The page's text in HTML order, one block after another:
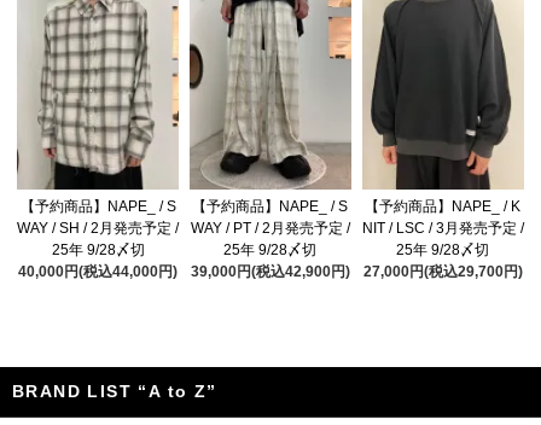
【予約商品】NAPE_ / S
WAY / SH / 2月発売予定 /
25年 9/28〆切
40,000円(税込44,000円)
【予約商品】NAPE_ / S
WAY / PT / 2月発売予定 /
25年 9/28〆切
39,000円(税込42,900円)
【予約商品】NAPE_ / K
NIT / LSC / 3月発売予定 /
25年 9/28〆切
27,000円(税込29,700円)
BRAND LIST “A to Z”